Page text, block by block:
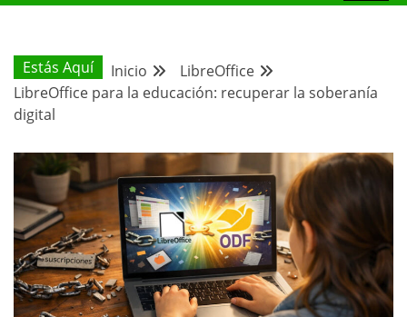
COMUNIDAD
HISPANA
Estás Aquí Inicio
LibreOffice
LibreOffice para la educación: recuperar la soberanía
digital